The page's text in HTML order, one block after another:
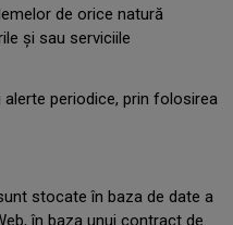
de orice natură
și sau serviciile
periodice, prin folosirea
stocate în baza de date a
în baza unui contract de